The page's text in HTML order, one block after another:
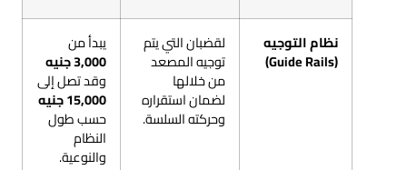
نظام التوجيه لقضبان التي يتم
توجيه المصعد
من خلالها
لضمان استقراره
وحركته السلسة.
يبدأ من
3,000 جنيه
وقد تصل إلى
15,000 جنيه
حسب طول
النظام
والنوعية.